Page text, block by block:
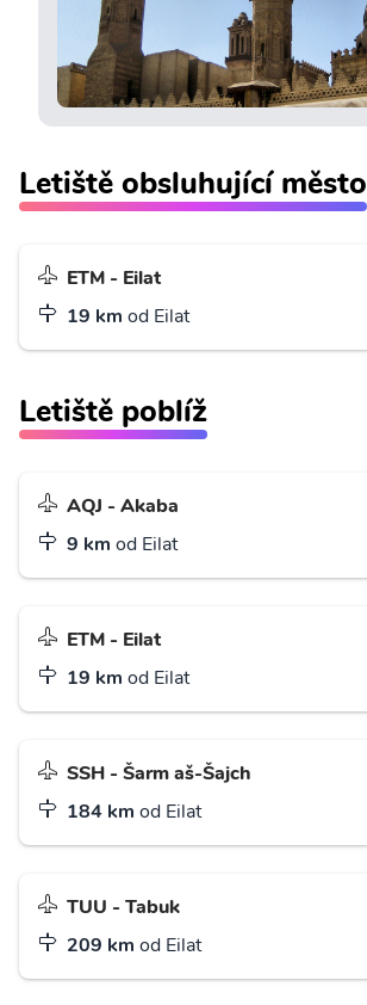
Letiště obsluhující město
ETM - Eilat
19 km od Eilat
Letiště poblíž
AQJ - Akaba
9 km od Eilat
ETM - Eilat
19 km od Eilat
SSH - Šarm aš-Šajch
184 km od Eilat
TUU - Tabuk
209 km od Eilat